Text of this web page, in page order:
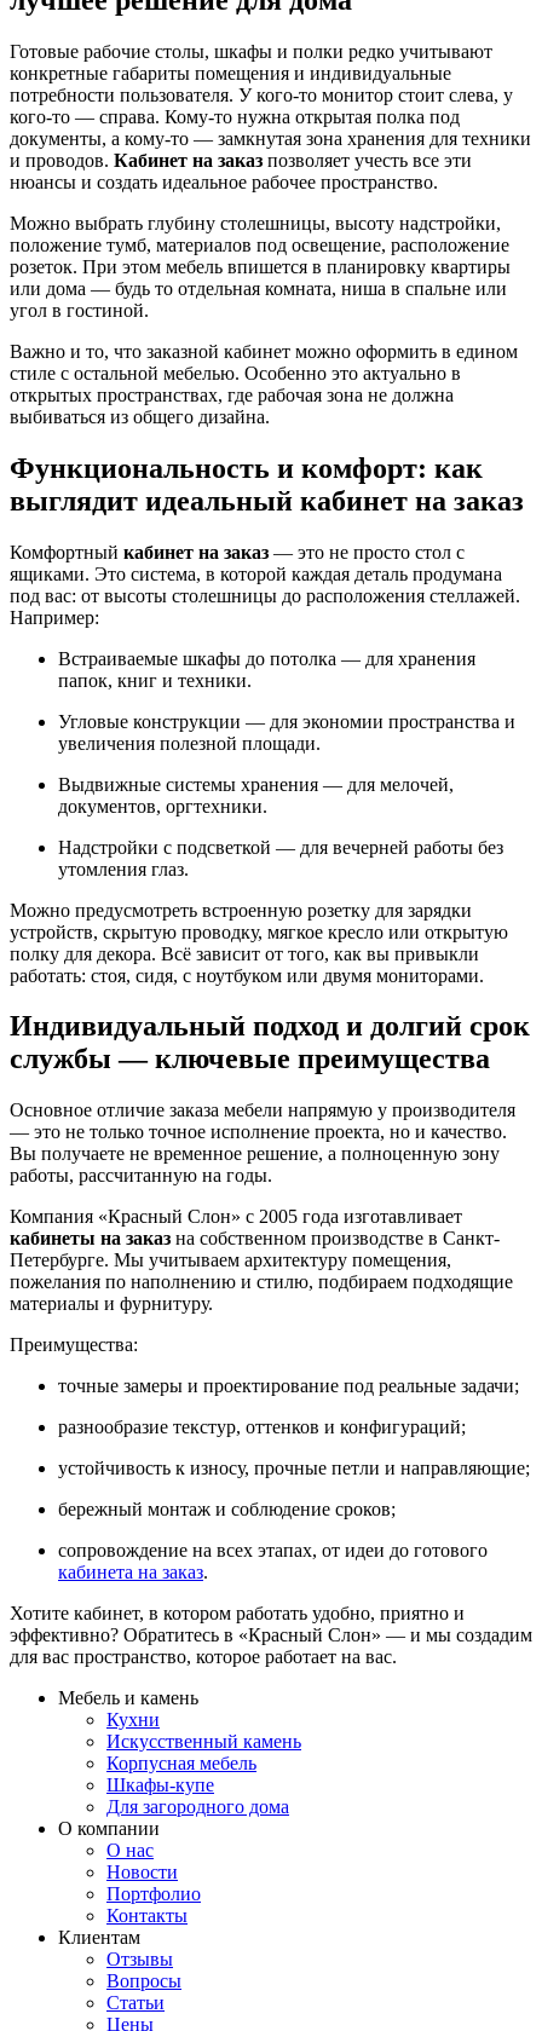
Готовые рабочие столы, шкафы и полки редко учитывают
конкретные габариты помещения и индивидуальные
потребности пользователя. У кого-то монитор стоит слева, у
кого-то — справа. Кому-то нужна открытая полка под
документы, а кому-то — замкнутая зона хранения для техники
и проводов. Кабинет на заказ позволяет учесть все эти
нюансы и создать идеальное рабочее пространство.
Можно выбрать глубину столешницы, высоту надстройки,
положение тумб, материалов под освещение, расположение
розеток. При этом мебель впишется в планировку квартиры
или дома — будь то отдельная комната, ниша в спальне или
угол в гостиной.
Важно и то, что заказной кабинет можно оформить в едином
стиле с остальной мебелью. Особенно это актуально в
открытых пространствах, где рабочая зона не должна
выбиваться из общего дизайна.
Функциональность и комфорт: как
выглядит идеальный кабинет на заказ
Комфортный кабинет на заказ — это не просто стол с
ящиками. Это система, в которой каждая деталь продумана
под вас: от высоты столешницы до расположения стеллажей.
Например:
Встраиваемые шкафы до потолка — для хранения
папок, книг и техники.
Угловые конструкции — для экономии пространства и
увеличения полезной площади.
Выдвижные системы хранения — для мелочей,
документов, оргтехники.
Надстройки с подсветкой — для вечерней работы без
утомления глаз.
Можно предусмотреть встроенную розетку для зарядки
устройств, скрытую проводку, мягкое кресло или открытую
полку для декора. Всё зависит от того, как вы привыкли
работать: стоя, сидя, с ноутбуком или двумя мониторами.
Индивидуальный подход и долгий срок
службы — ключевые преимущества
Основное отличие заказа мебели напрямую у производителя
— это не только точное исполнение проекта, но и качество.
Вы получаете не временное решение, а полноценную зону
работы, рассчитанную на годы.
Компания «Красный Слон» с 2005 года изготавливает
кабинеты на заказ на собственном производстве в Санкт-
Петербурге. Мы учитываем архитектуру помещения,
пожелания по наполнению и стилю, подбираем подходящие
материалы и фурнитуру.
Преимущества:
точные замеры и проектирование под реальные задачи;
разнообразие текстур, оттенков и конфигураций;
устойчивость к износу, прочные петли и направляющие;
бережный монтаж и соблюдение сроков;
сопровождение на всех этапах, от идеи до готового
кабинета на заказ.
Хотите кабинет, в котором работать удобно, приятно и
эффективно? Обратитесь в «Красный Слон» — и мы создадим
для вас пространство, которое работает на вас.
Мебель и камень
Кухни
Искусственный камень
Корпусная мебель
Шкафы-купе
Для загородного дома
О компании
О нас
Новости
Портфолио
Контакты
Клиентам
Отзывы
Вопросы
Статьи
Цены